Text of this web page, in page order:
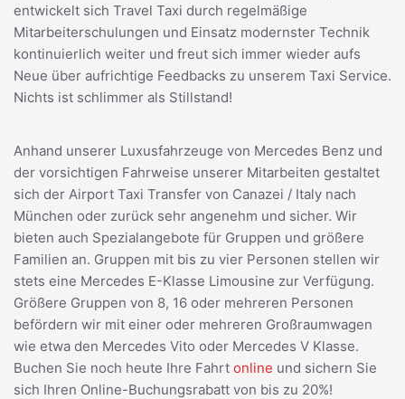
entwickelt sich Travel Taxi durch regelmäßige
Mitarbeiterschulungen und Einsatz modernster Technik
kontinuierlich weiter und freut sich immer wieder aufs
Neue über aufrichtige Feedbacks zu unserem Taxi Service.
Nichts ist schlimmer als Stillstand!
Anhand unserer Luxusfahrzeuge von Mercedes Benz und
der vorsichtigen Fahrweise unserer Mitarbeiten gestaltet
sich der Airport Taxi Transfer von Canazei / Italy nach
München oder zurück sehr angenehm und sicher. Wir
bieten auch Spezialangebote für Gruppen und größere
Familien an. Gruppen mit bis zu vier Personen stellen wir
stets eine Mercedes E-Klasse Limousine zur Verfügung.
Größere Gruppen von 8, 16 oder mehreren Personen
befördern wir mit einer oder mehreren Großraumwagen
wie etwa den Mercedes Vito oder Mercedes V Klasse.
Buchen Sie noch heute Ihre Fahrt online und sichern Sie
sich Ihren Online-Buchungsrabatt von bis zu 20%!